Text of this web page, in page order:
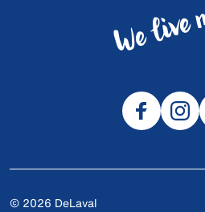
© 2026 DeLaval